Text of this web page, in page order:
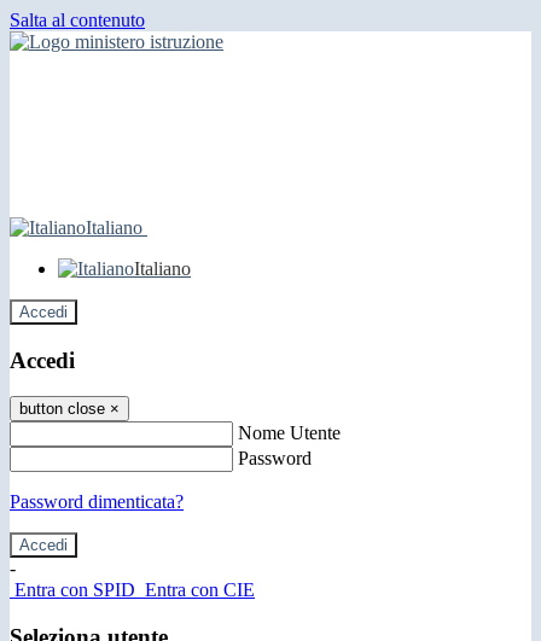
Salta al contenuto
Italiano
Italiano
Accedi
Accedi
button close ×
Nome Utente
Password
Password dimenticata?
-
Entra con SPID Entra con CIE